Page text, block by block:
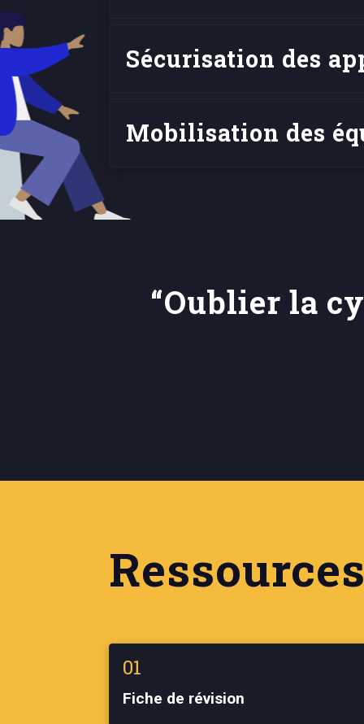
Sécurisation des
Mobilisation des
“Oublier la
01
Fiche de révision